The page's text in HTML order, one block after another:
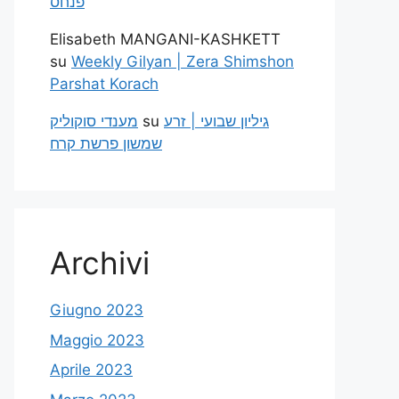
Elisabeth MANGANI-KASHKETT
su Weekly Gilyan | Zera Shimshon
Parshat Korach
מענדי סוקוליק su גיליון שבועי | זרע
שמשון פרשת קרח
Archivi
Giugno 2023
Maggio 2023
Aprile 2023